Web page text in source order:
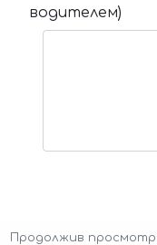
водителем)
Продолжив